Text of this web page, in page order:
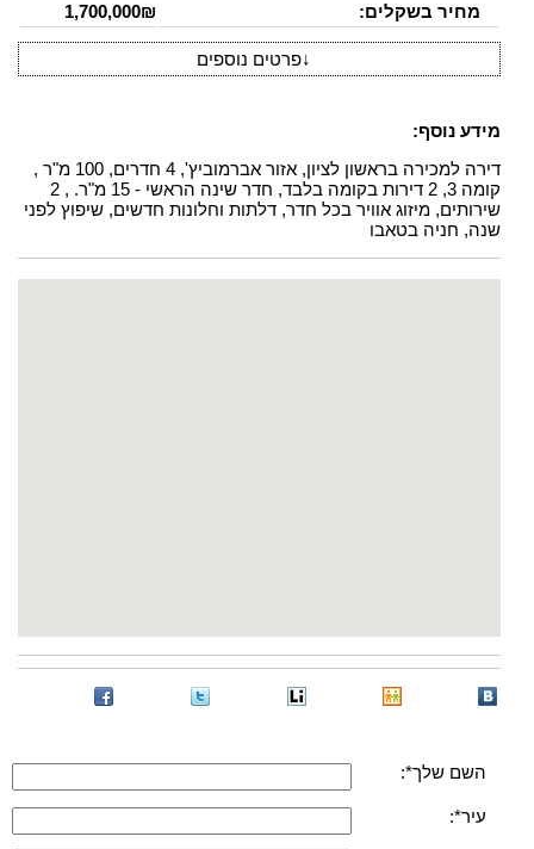
מחיר בשקלים:
1,700,000₪
↓פרטים נוספים
מידע נוסף:
דירה למכירה בראשון לציון, אזור אברמוביץ', 4 חדרים, 100 מ"ר ,
קומה 3, 2 דירות בקומה בלבד, חדר שינה הראשי - 15 מ"ר. , 2
שירותים, מיזוג אוויר בכל חדר, דלתות וחלונות חדשים, שיפוץ לפני
שנה, חניה בטאבו
השם שלך*:
עיר*: